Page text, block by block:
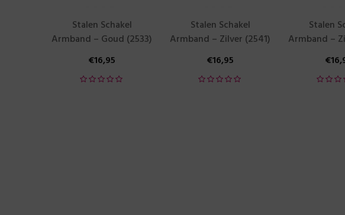
Stalen Schakel
Armband – Goud (2533)
€16,95
Stalen Schakel
Armband – Zilver (2541)
€16,95
Stalen
Armband –
€